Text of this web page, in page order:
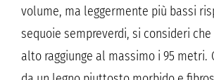
volume, ma leggermente più bassi
sequoie sempreverdi, si consideri che
alto raggiunge al massimo i 95 metri.